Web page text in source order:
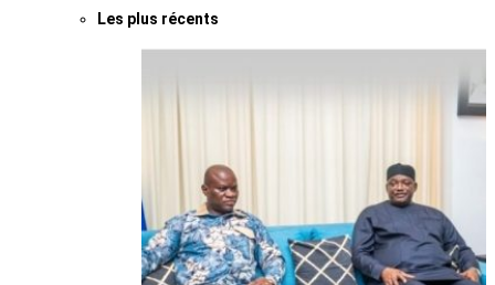
Les plus récents